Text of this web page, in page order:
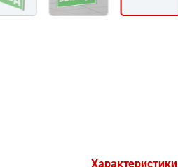
Характеристики